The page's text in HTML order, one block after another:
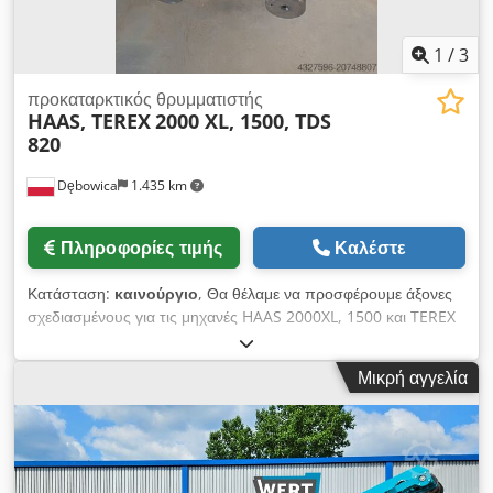
1 /3
Dębowica 1.435 km
προκαταρκτικός θρυμματιστής
HAAS, TEREX2000 XL, 1500, TDS
820
Πληροφορίες τιμής Καλέστε
Κατάσταση: καινούργιο, Θα θέλαμε να προσφέρουμε άξονες
σχεδιασμένους για τις μηχανές HAAS 2000XL, 1500 και TEREX
TDS 820, εξοπλισμένους με πλευρικές χτένες και δοκό
θραύσης. -4-7-7 -4-9-9 Η PROTECHNIKA είναι μια εταιρεία με
21 χρόνια ιστορίας, η οποία από την αρχή της δραστηριότητάς
της ασχολείται με την παραγωγή ανταλλακτικών και
ολοκληρωμένων γραμμών ανακύκλωσης. Τα τελευταία χρόνια
έχουμε διευρύνει το χαρτοφυλάκιό μας συμπεριλαμβάνοντας
την κατασκευή αξόνων σύνθλιψης για αργόστροφους
Μικρή αγγελία